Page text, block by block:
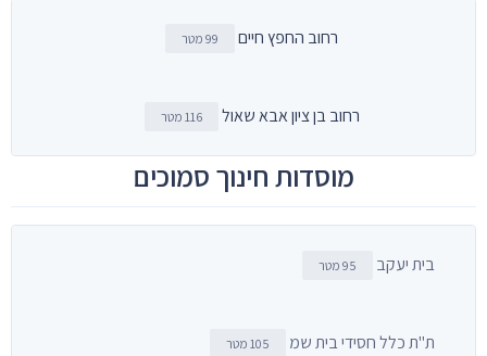
רחוב החפץ חיים 99 מטר
רחוב בן ציון אבא שאול 116 מטר
מוסדות חינוך סמוכים
בית יעקב 95 מטר
ת"ת כלל חסידי בית שמ 105 מטר